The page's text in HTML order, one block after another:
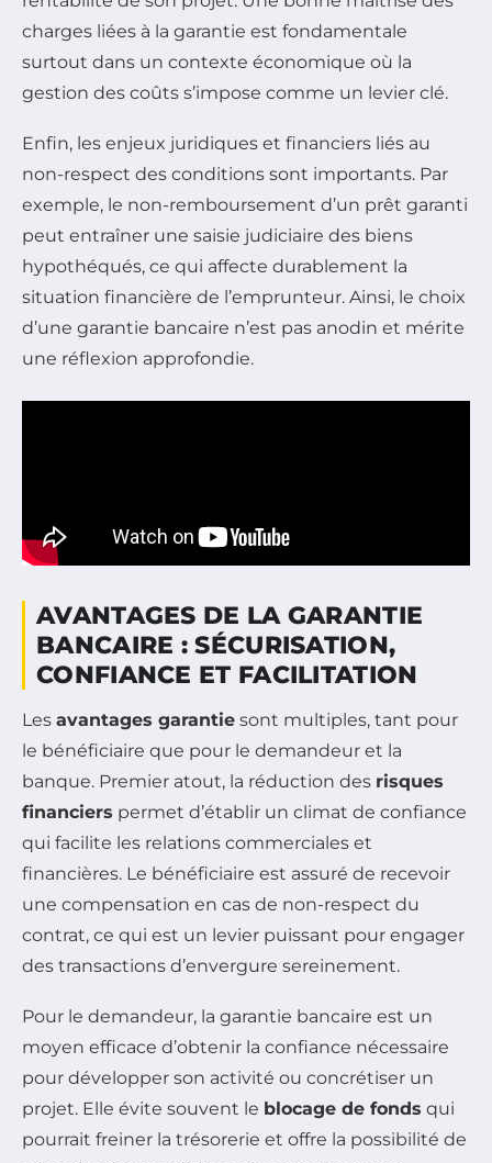
charges liées à la garantie est fondamentale
surtout dans un contexte économique où la
gestion des coûts s’impose comme un levier clé.
Enfin, les enjeux juridiques et financiers liés au
non-respect des conditions sont importants. Par
exemple, le non-remboursement d’un prêt garanti
peut entraîner une saisie judiciaire des biens
hypothéqués, ce qui affecte durablement la
situation financière de l’emprunteur. Ainsi, le choix
d’une garantie bancaire n’est pas anodin et mérite
une réflexion approfondie.
AVANTAGES DE LA GARANTIE
BANCAIRE : SÉCURISATION,
CONFIANCE ET FACILITATION
Les avantages garantie sont multiples, tant pour
le bénéficiaire que pour le demandeur et la
banque. Premier atout, la réduction des risques
financiers permet d’établir un climat de confiance
qui facilite les relations commerciales et
financières. Le bénéficiaire est assuré de recevoir
une compensation en cas de non-respect du
contrat, ce qui est un levier puissant pour engager
des transactions d’envergure sereinement.
Pour le demandeur, la garantie bancaire est un
moyen efficace d’obtenir la confiance nécessaire
pour développer son activité ou concrétiser un
projet. Elle évite souvent le blocage de fonds qui
pourrait freiner la trésorerie et offre la possibilité de